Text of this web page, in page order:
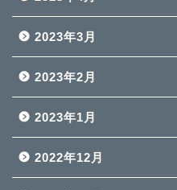
2023年3月
2023年2月
2023年1月
2022年12月